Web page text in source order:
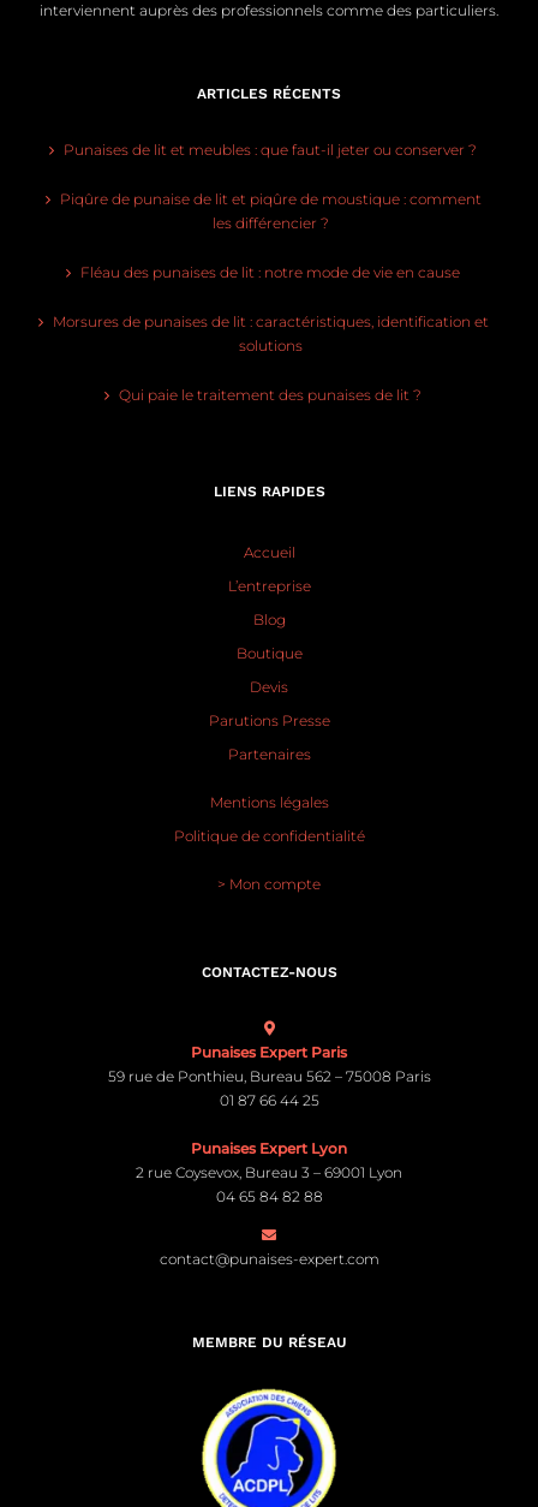
interviennent auprès des professionnels comme des particuliers.
ARTICLES RÉCENTS
Punaises de lit et meubles : que faut-il jeter ou conserver ?
Piqûre de punaise de lit et piqûre de moustique : comment
les différencier ?
Fléau des punaises de lit : notre mode de vie en cause
Morsures de punaises de lit : caractéristiques, identification et
solutions
Qui paie le traitement des punaises de lit ?
LIENS RAPIDES
Accueil
L’entreprise
Blog
Boutique
Devis
Parutions Presse
Partenaires
Mentions légales
Politique de confidentialité
> Mon compte
CONTACTEZ-NOUS
Punaises Expert Paris
59 rue de Ponthieu, Bureau 562 – 75008 Paris
01 87 66 44 25
Punaises Expert Lyon
2 rue Coysevox, Bureau 3 – 69001 Lyon
04 65 84 82 88
contact@punaises-expert.com
MEMBRE DU RÉSEAU